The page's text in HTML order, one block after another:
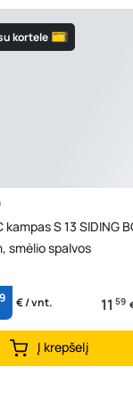
kortele
kampas S 13 SIDING
smėlio spalvos
€ / vnt. 11 59
Į krepšelį